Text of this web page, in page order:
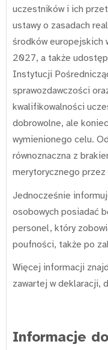
uczestników i ich
ustawy o zasadach
środków europejskich
2027, a także
Instytucji
sprawozdawczości
kwalifikowalności
dobrowolne, ale
wymienionego celu.
równoznaczna z
merytorycznego
Jednocześnie
osobowych posiadać
personel, który
poufności, także po
Więcej informacji
zawartej w deklaracji,
Informacje